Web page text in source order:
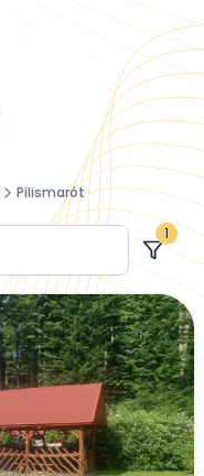
Pilismarót
1